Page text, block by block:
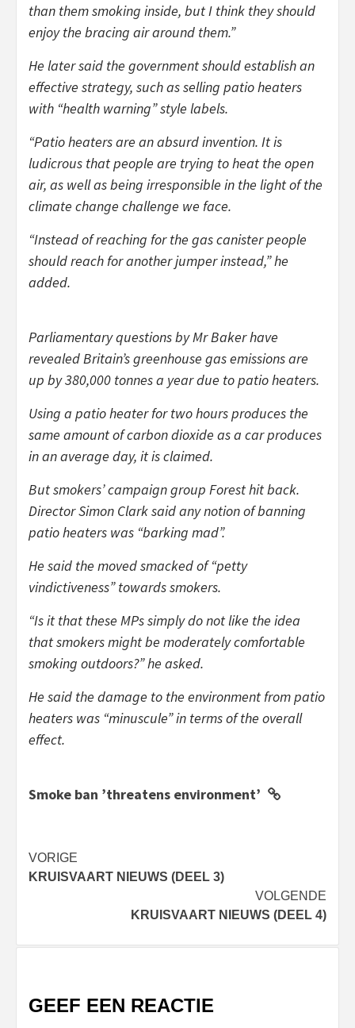
than them smoking inside, but I think they should
enjoy the bracing air around them.”
He later said the government should establish an
effective strategy, such as selling patio heaters
with “health warning” style labels.
“Patio heaters are an absurd invention. It is
ludicrous that people are trying to heat the open
air, as well as being irresponsible in the light of the
climate change challenge we face.
“Instead of reaching for the gas canister people
should reach for another jumper instead,” he
added.
Parliamentary questions by Mr Baker have
revealed Britain’s greenhouse gas emissions are
up by 380,000 tonnes a year due to patio heaters.
Using a patio heater for two hours produces the
same amount of carbon dioxide as a car produces
in an average day, it is claimed.
But smokers’ campaign group Forest hit back.
Director Simon Clark said any notion of banning
patio heaters was “barking mad”.
He said the moved smacked of “petty
vindictiveness” towards smokers.
“Is it that these MPs simply do not like the idea
that smokers might be moderately comfortable
smoking outdoors?” he asked.
He said the damage to the environment from patio
heaters was “minuscule” in terms of the overall
effect.
Smoke ban ’threatens environment’
Bericht
navigatie
VORIGE
KRUISVAART NIEUWS (DEEL 3)
VOLGENDE
KRUISVAART NIEUWS (DEEL 4)
GEEF EEN REACTIE